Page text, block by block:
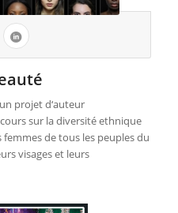
projet d‘auteur
sur la diversité ethnique
de tous les peuples du
visages et leurs